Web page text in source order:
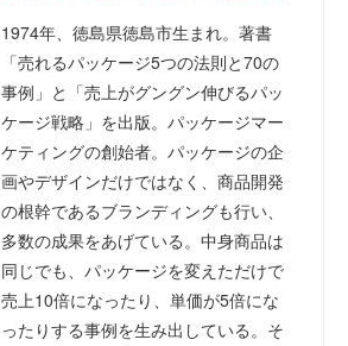
1974年、徳島県徳島市生まれ。著書
「売れるパッケージ5つの法則と70の
事例」と「売上がグングン伸びるパッ
ケージ戦略」を出版。パッケージマー
ケティングの創始者。パッケージの企
画やデザインだけではなく、商品開発
の根幹であるブランディングも行い、
多数の成果をあげている。中身商品は
同じでも、パッケージを変えただけで
売上10倍になったり、単価が5倍にな
ったりする事例を生み出している。そ